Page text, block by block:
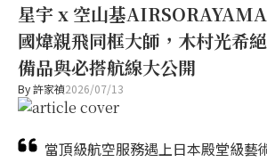
星宇 x 空山基
國煒親飛同框大師，木村光希
備品與必搭航線大公開
By許家禎2026/07/13
當頂級航空服務遇上日本殿堂級藝